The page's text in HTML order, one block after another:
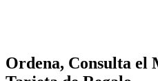
Ordena, Consulta el